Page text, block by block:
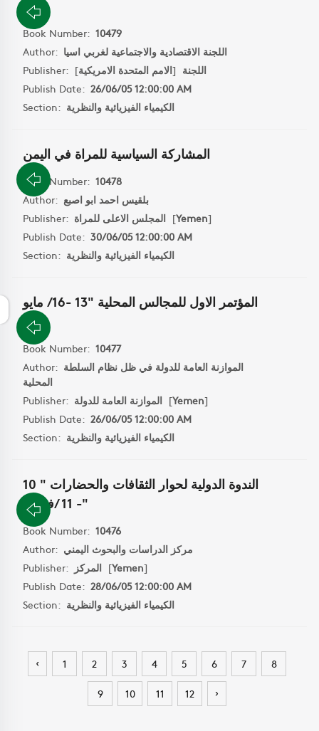
"
Book Number: 10479
Author: اللجنة الاقتصادية والاجتماعية لغربي اسيا
Publisher:
اللجنة [الامم المتحدة الامريكية]
Publish Date: 26/06/05 12:00:00 AM
Section: الكيمياء الفيزيائية والنظرية
المشاركة السياسية للمراة في اليمن
Book Number: 10478
Author: بلقيس احمد ابو اصبع
Publisher: المجلس الاعلى للمراة [Yemen]
Publish Date: 30/06/05 12:00:00 AM
Section: الكيمياء الفيزيائية والنظرية
المؤتمر الاول للمجالس المحلية "13 -16 / مايو
"
Book Number: 10477
Author: الموازنة العامة للدولة في ظل نظام السلطة
المحلية
Publisher: الموازنة العامة للدولة [Yemen]
Publish Date: 26/06/05 12:00:00 AM
Section: الكيمياء الفيزيائية والنظرية
الندوة الدولية لحوار الثقافات والحضارات " 10
- 11 /فبراير"
Book Number: 10476
Author: مركز الدراسات والبحوث اليمني
Publisher: المركز [Yemen]
Publish Date: 28/06/05 12:00:00 AM
Section: الكيمياء الفيزيائية والنظرية
‹ 1 2 3 4 5 6 7 8
9 10 11 12 ›